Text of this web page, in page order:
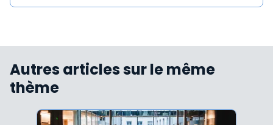
Autres articles sur le même
thème